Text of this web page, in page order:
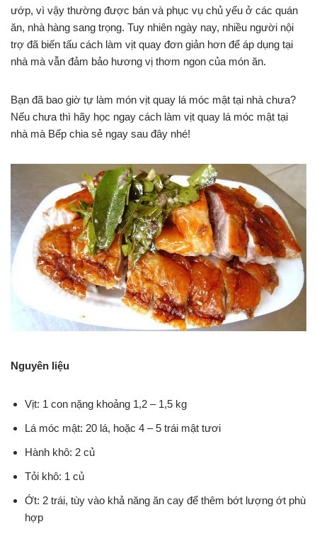
ướp, vì vậy thường được bán và phục vụ chủ yếu ở các quán
ăn, nhà hàng sang trọng. Tuy nhiên ngày nay, nhiều người nội
trợ đã biến tấu cách làm vịt quay đơn giản hơn để áp dụng tại
nhà mà vẫn đảm bảo hương vị thơm ngon của món ăn.
Bạn đã bao giờ tự làm món vịt quay lá móc mật tại nhà chưa?
Nếu chưa thì hãy học ngay cách làm vịt quay lá móc mật tại
nhà mà Bếp chia sẻ ngay sau đây nhé!
Nguyên liệu
Vịt: 1 con nặng khoảng 1,2 – 1,5 kg
Lá móc mật: 20 lá, hoặc 4 – 5 trái mật tươi
Hành khô: 2 củ
Tỏi khô: 1 củ
Ớt: 2 trái, tùy vào khả năng ăn cay để thêm bớt lượng ớt phù
hợp